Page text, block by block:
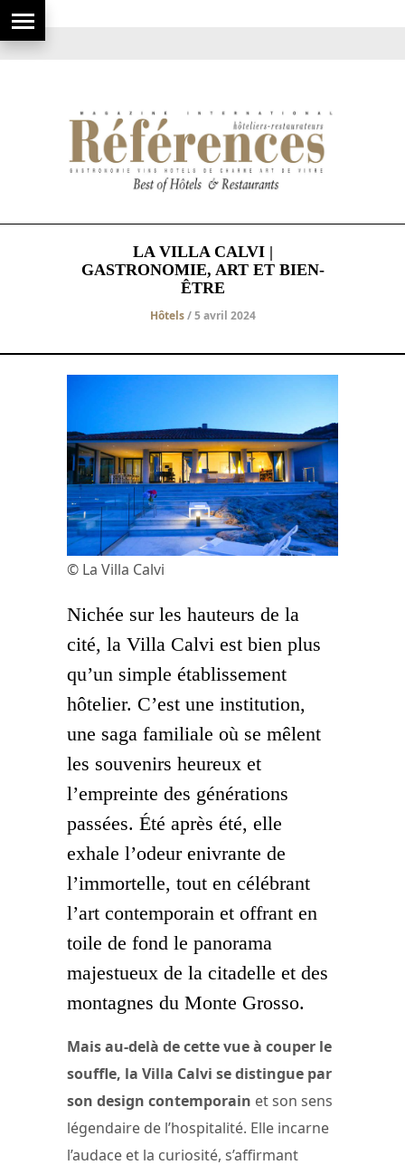
LA VILLA CALVI |
GASTRONOMIE, ART ET BIEN-
ÊTRE
Hôtels/ 5 avril 2024
© La Villa Calvi
Nichée sur les hauteurs de la
cité, la Villa Calvi est bien plus
qu’un simple établissement
hôtelier. C’est une institution,
une saga familiale où se mêlent
les souvenirs heureux et
l’empreinte des générations
passées. Été après été, elle
exhale l’odeur enivrante de
l’immortelle, tout en célébrant
l’art contemporain et offrant en
toile de fond le panorama
majestueux de la citadelle et des
montagnes du Monte Grosso.
Mais au-delà de cette vue à couper le
souffle, la Villa Calvi se distingue par
son design contemporain et son sens
légendaire de l’hospitalité. Elle incarne
l’audace et la curiosité, s’affirmant